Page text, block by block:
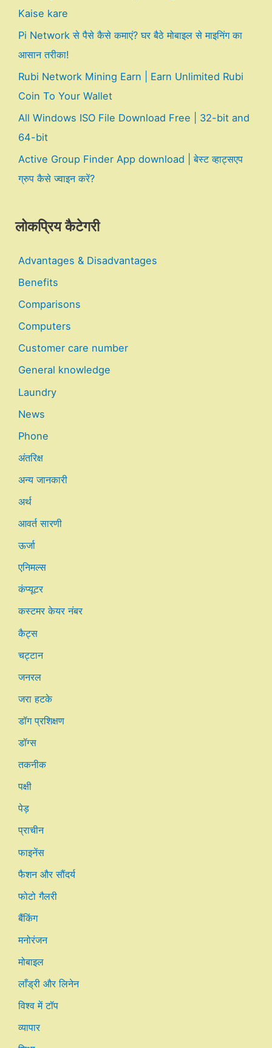
Kaise kare
Pi Network से पैसे कैसे कमाएं? घर बैठे मोबाइल से माइनिंग का
आसान तरीका!
Rubi Network Mining Earn | Earn Unlimited Rubi
Coin To Your Wallet
All Windows ISO File Download Free | 32-bit and
64-bit
Active Group Finder App download | बेस्ट व्हाट्सएप
ग्रुप कैसे ज्वाइन करें?
लोकप्रिय कैटेगरी
Advantages & Disadvantages
Benefits
Comparisons
Computers
Customer care number
General knowledge
Laundry
News
Phone
अंतरिक्ष
अन्य जानकारी
अर्थ
आवर्त सारणी
ऊर्जा
एनिमल्स
कंप्यूटर
कस्टमर केयर नंबर
कैट्स
चट्टान
जनरल
जरा हटके
डॉग प्रशिक्षण
डॉग्स
तकनीक
पक्षी
पेड़
प्राचीन
फाइनेंस
फैशन और सौंदर्य
फोटो गैलरी
बैंकिंग
मनोरंजन
मोबाइल
लाँड्री और लिनेन
विश्व में टॉप
व्यापार